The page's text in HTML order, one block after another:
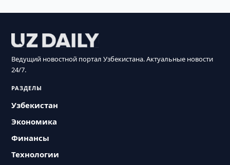
Ведущий новостной портал Узбекистана. Актуальные новости
24/7.
РАЗДЕЛЫ
Узбекистан
Экономика
Финансы
Технологии